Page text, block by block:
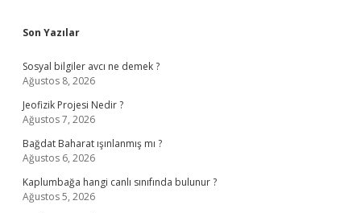
Sidebar
Son Yazılar
Sosyal bilgiler avcı ne demek ?
Ağustos 8, 2026
Jeofizik Projesi Nedir ?
Ağustos 7, 2026
Bağdat Baharat ışınlanmış mı ?
Ağustos 6, 2026
Kaplumbağa hangi canlı sınıfında bulunur ?
Ağustos 5, 2026